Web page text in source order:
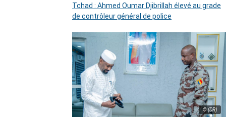
Tchad : Ahmed Oumar Djibrillah élevé au grade
de contrôleur général de police
© (DR)